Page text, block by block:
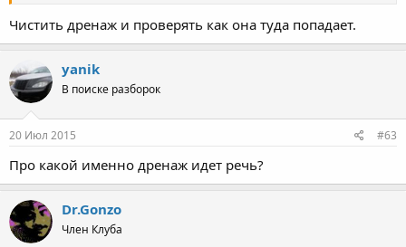
Чистить дренаж и проверять как она туда попадает.
yanik
В поиске разборок
20 Июл 2015 #63
Про какой именно дренаж идет речь?
Dr.Gonzo
Член Клуба